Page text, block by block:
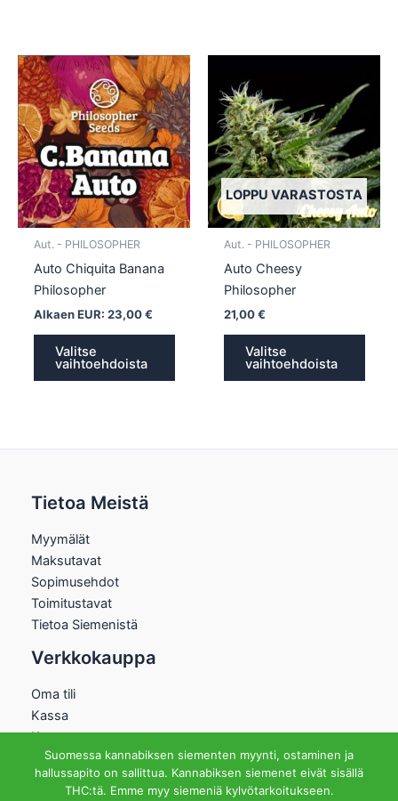
Aut. - PHILOSOPHER
Auto Chiquita Banana
Philosopher
Alkaen EUR: 23,00€
Valitse
vaihtoehdoista
Tällä
tuotteella
on
useampi
muunnelma.
Voit
tehdä
valinnat
LOPPU VARASTOSTA
Aut. - PHILOSOPHER
Auto Cheesy
Philosopher
21,00€
Valitse
vaihtoehdoista
Voit
tehdä
Tietoa Meistä
Myymälät
Maksutavat
Sopimusehdot
Toimitustavat
Tietoa Siemenistä
Verkkokauppa
Oma tili
Kassa
Kauppa
Ostoskori
Helsingin Myymälä
Suomessa kannabiksen siementen myynti, ostaminen ja
hallussapito on sallittua. Kannabiksen siemenet eivät sisällä
THC:tä. Emme myy siemeniä kylvötarkoitukseen.